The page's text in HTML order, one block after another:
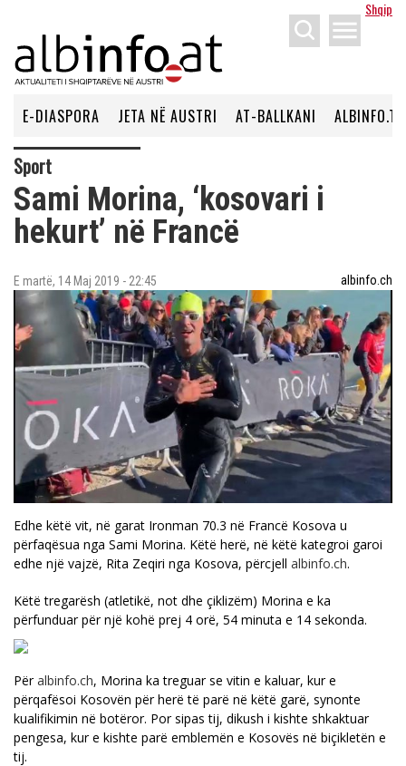
Shqip
menu
E-DIASPORA JETA NË AUSTRI AT-BALLKANI ALBINFO.TV
Sport
Sami Morina, ‘kosovari i
hekurt’ në Francë
E martë, 14 Maj 2019 - 22:45 albinfo.ch
Edhe këtë vit, në garat Ironman 70.3 në Francë Kosova u
përfaqësua nga Sami Morina. Këtë herë, në këtë kategroi garoi
edhe një vajzë, Rita Zeqiri nga Kosova, përcjell albinfo.ch.
Këtë tregarësh (atletikë, not dhe çiklizëm) Morina e ka
përfunduar për një kohë prej 4 orë, 54 minuta e 14 sekonda.
Përalbinfo.ch, Morina ka treguar se vitin e kaluar, kur e
përqafësoi Kosovën për herë të parë në këtë garë, synonte
kualifikimin në botëror. Por sipas tij, dikush i kishte shkaktuar
pengesa, kur e kishte parë emblemën e Kosovës në biçikletën e
tij.